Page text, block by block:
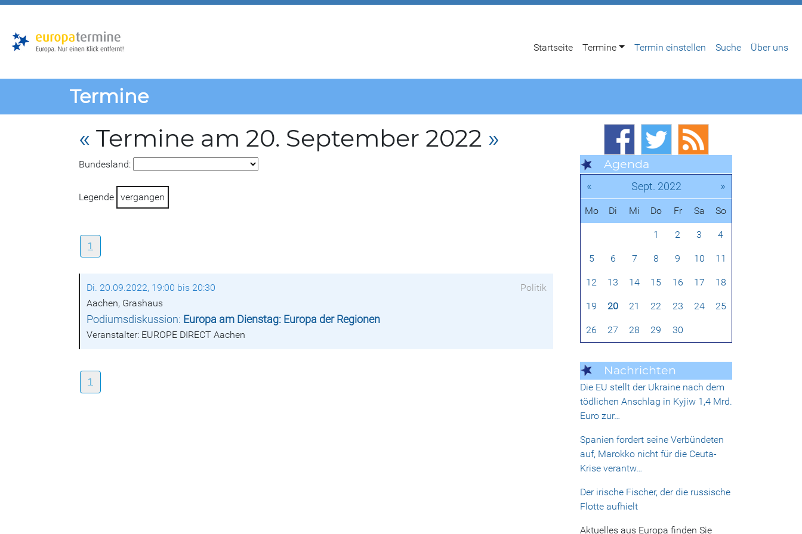
Startseite
Termine Termin einstellen Suche Über uns
Termine
« Termine am 20. September 2022 »
Bundesland:
Legende vergangen
1
Di. 20.09.2022, 19:00 bis 20:30
Politik
Aachen, Grashaus
Podiumsdiskussion: Europa am Dienstag: Europa der Regionen
Veranstalter: EUROPE DIRECT Aachen
1
Agenda
« Sept. 2022 »
Mo Di Mi Do Fr Sa So
1 2 3 4
5 6 7 8 9 10 11
12 13 14 15 16 17 18
19 20 21 22 23 24 25
26 27 28 29 30
Nachrichten
Die EU stellt der Ukraine nach dem
tödlichen Anschlag in Kyjiw 1,4 Mrd.
Euro zur…
Spanien fordert seine Verbündeten
auf, Marokko nicht für die Ceuta-
Krise verantw…
Der irische Fischer, der die russische
Flotte aufhielt
Aktuelles aus Europa finden Sie